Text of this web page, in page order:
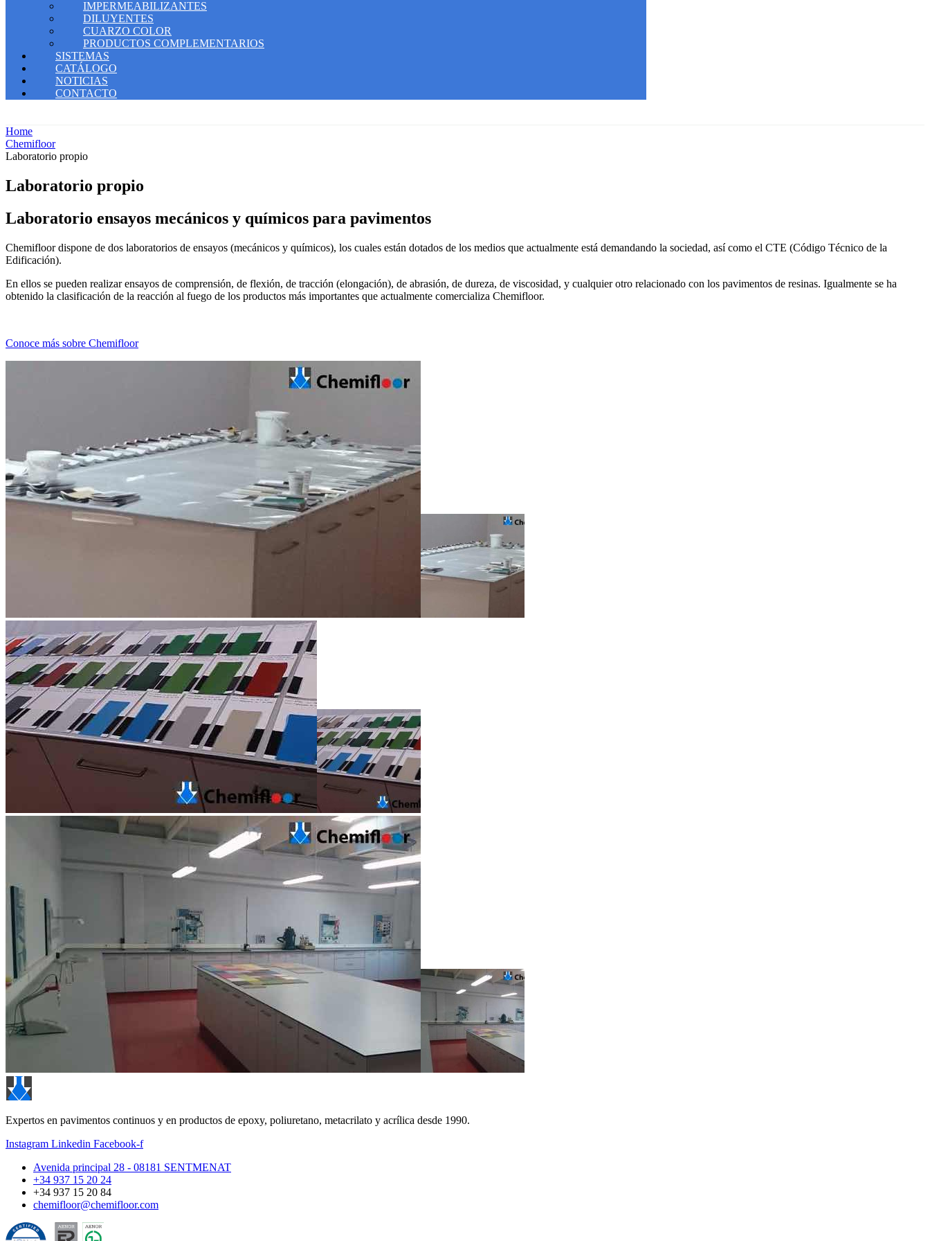
IMPERMEABILIZANTES
DILUYENTES
CUARZO COLOR
PRODUCTOS COMPLEMENTARIOS
SISTEMAS
CATÁLOGO
NOTICIAS
CONTACTO
Home
Chemifloor
Laboratorio propio
Laboratorio propio
Laboratorio ensayos mecánicos y químicos para pavimentos
Chemifloor dispone de dos laboratorios de ensayos (mecánicos y químicos), los cuales están dotados de los medios que actualmente está demandando la sociedad, así como el CTE (Código Técnico de la
Edificación).
En ellos se pueden realizar ensayos de comprensión, de flexión, de tracción (elongación), de abrasión, de dureza, de viscosidad, y cualquier otro relacionado con los pavimentos de resinas. Igualmente se ha
obtenido la clasificación de la reacción al fuego de los productos más importantes que actualmente comercializa Chemifloor.
Conoce más sobre Chemifloor
Expertos en pavimentos continuos y en productos de epoxy, poliuretano, metacrilato y acrílica desde 1990.
Instagram Linkedin Facebook-f
Avenida principal 28 - 08181 SENTMENAT
+34 937 15 20 24
+34 937 15 20 84
chemifloor@chemifloor.com